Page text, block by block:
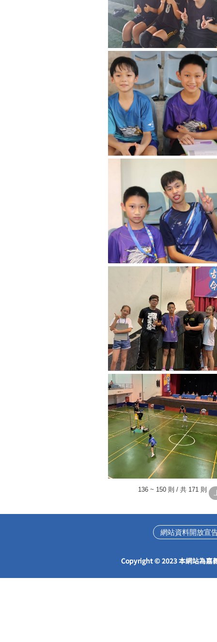
136 ~ 150 則 / 共 171 則
網站資料開放宣